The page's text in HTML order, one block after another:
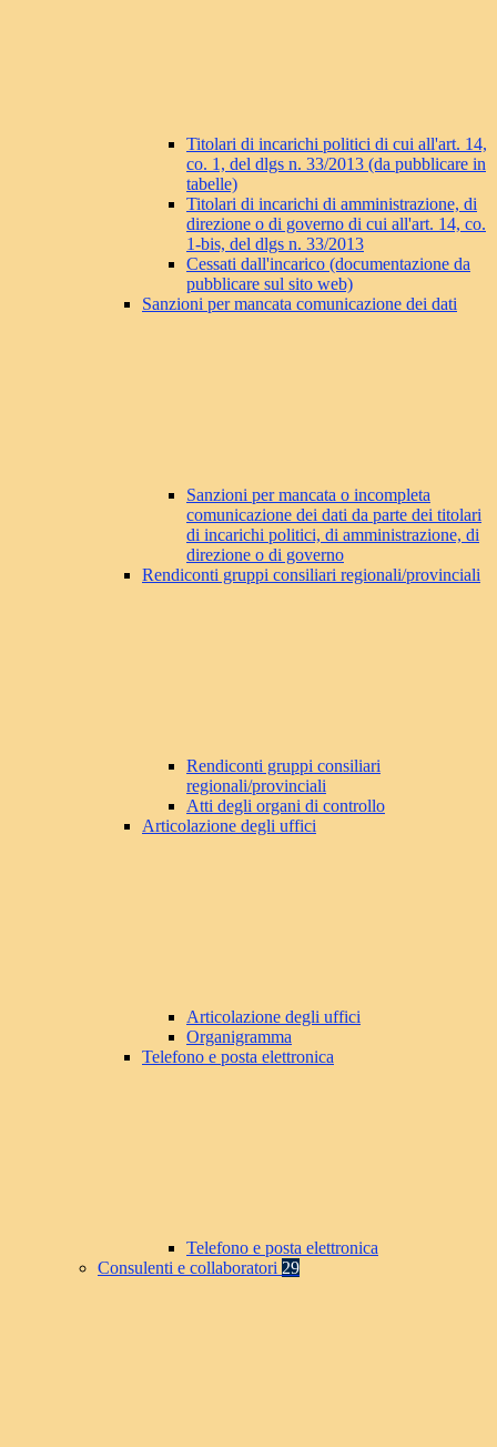
Titolari di incarichi politici di cui all'art. 14,
co. 1, del dlgs n. 33/2013 (da pubblicare in
tabelle)
Titolari di incarichi di amministrazione, di
direzione o di governo di cui all'art. 14, co.
1-bis, del dlgs n. 33/2013
Cessati dall'incarico (documentazione da
pubblicare sul sito web)
Sanzioni per mancata comunicazione dei dati
Sanzioni per mancata o incompleta
comunicazione dei dati da parte dei titolari
di incarichi politici, di amministrazione, di
direzione o di governo
Rendiconti gruppi consiliari regionali/provinciali
Rendiconti gruppi consiliari
regionali/provinciali
Atti degli organi di controllo
Articolazione degli uffici
Articolazione degli uffici
Organigramma
Telefono e posta elettronica
Telefono e posta elettronica
Consulenti e collaboratori 29